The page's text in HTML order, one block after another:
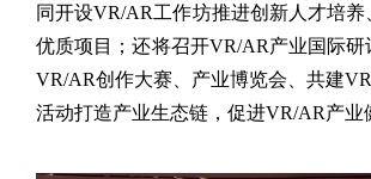
同开设VR/AR工作坊推进创新人才培
优质项目；还将召开VR/AR产业国际研
VR/AR创作大赛、产业博览会、共建
活动打造产业生态链，促进VR/AR产业